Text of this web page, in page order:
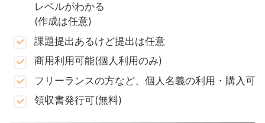
レベルがわかる
(作成は任意)
課題提出あるけど提出は任意
商用利用可能(個人利用のみ)
フリーランスの方など、個人名義の利用・購入可
領収書発行可(無料)